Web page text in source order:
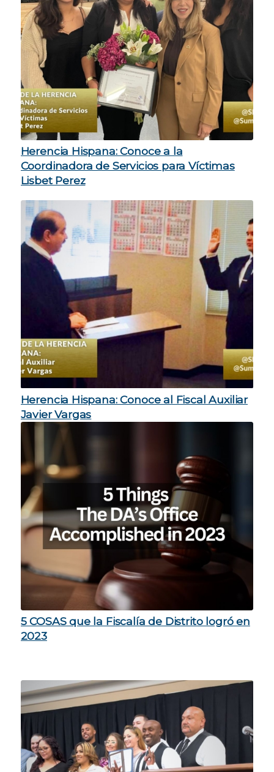
Herencia Hispana: Conoce a la
Coordinadora de Servicios para Víctimas
Lisbet Perez
Herencia Hispana: Conoce al Fiscal Auxiliar
Javier Vargas
5 COSAS que la Fiscalía de Distrito logró en
2023